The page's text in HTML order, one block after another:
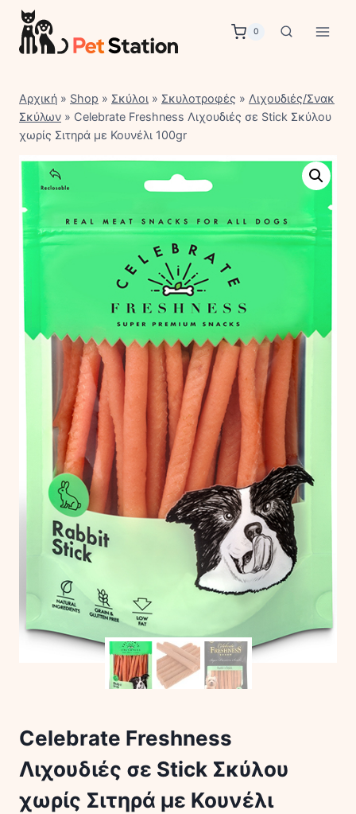
Skip
content
0
Αρχική » Shop » Σκύλοι » Σκυλοτροφές » Λιχουδιές/Σνακ
Σκύλων » Celebrate Freshness Λιχουδιές σε Stick Σκύλου
χωρίς Σιτηρά με Κουνέλι 100gr
Celebrate Freshness
Λιχουδιές σε Stick Σκύλου
χωρίς Σιτηρά με Κουνέλι